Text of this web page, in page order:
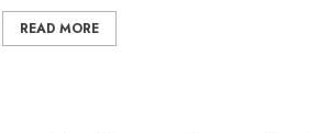
READ MORE